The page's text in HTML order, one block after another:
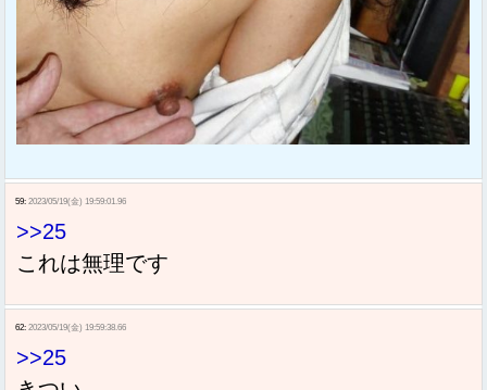
59: 2023/05/19(金) 19:59:01.96
>>25
これは無理です
62: 2023/05/19(金) 19:59:38.66
>>25